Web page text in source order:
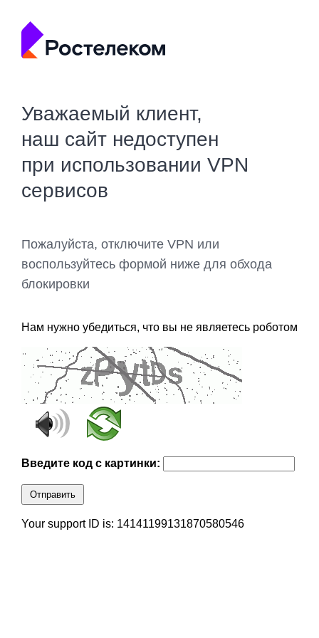
Уважаемый клиент,
наш сайт недоступен
при использовании VPN
сервисов
Пожалуйста, отключите VPN или
воспользуйтесь формой ниже для обхода
блокировки
Нам нужно убедиться, что вы не являетесь роботом
Введите код с картинки:
Отправить
Your support ID is: 14141199131870580546